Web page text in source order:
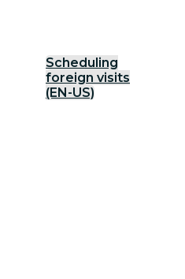
Scheduling
foreign visits
(EN-US)